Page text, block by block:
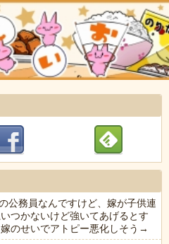
公務員なんですけど、嫁が子供連
つかないけど強いてあげるとす
のせいでアトピー悪化しそう→